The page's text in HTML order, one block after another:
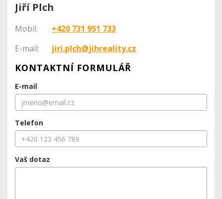
Jiří Plch
Mobil:
+420 731 951 733
E-mail:
jiri.plch@jihreality.cz
KONTAKTNÍ FORMULÁŘ
E-mail
Telefon
Vaš dotaz